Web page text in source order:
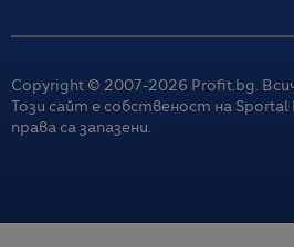
Copyright © 2007-2026 Profit.bg.
Този сайт е собственост на Sportal
права са запазени.